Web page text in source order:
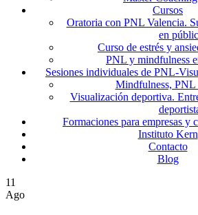
Cursos
Oratoria con PNL Valencia.
en
Curso de estrés y
PNL y mindfulness
Sesiones individuales de PNL-
Mindfulness, PNL
Visualización deportiva.
Formaciones para empresas y
Instituto Kern
Contacto
Blog
11
Ago